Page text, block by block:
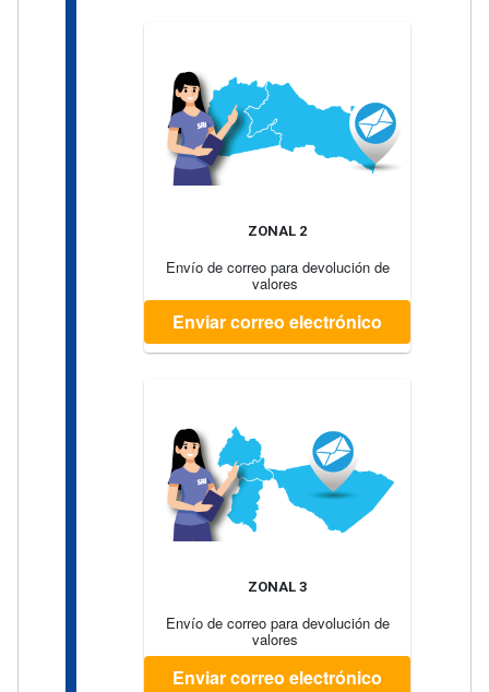
ZONAL 2
Envío de correo para devolución de
valores
Enviar correo electrónico
ZONAL 3
Envío de correo para devolución de
valores
Enviar correo electrónico